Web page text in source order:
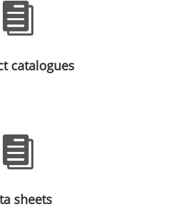

catalogues

sheets